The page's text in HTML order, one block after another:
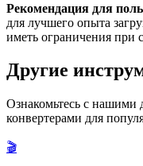
Рекомендация для
для лучшего опыта
иметь ограничения при
Другие
Ознакомьтесь с нашими
конвертерами для
🎬